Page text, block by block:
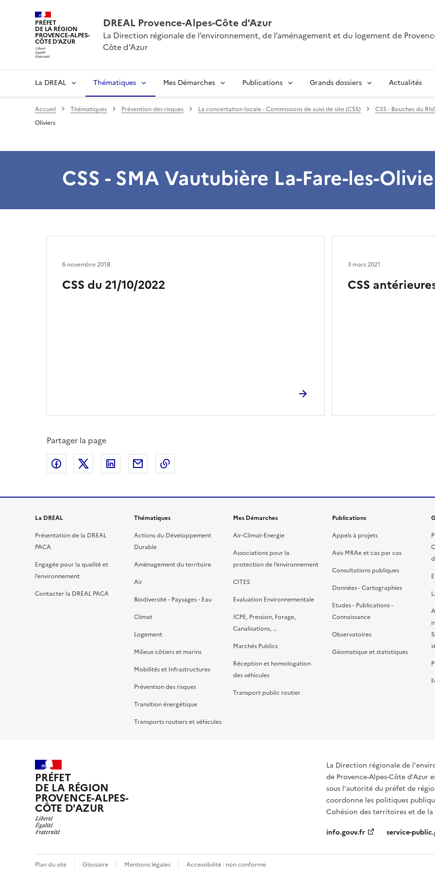
PRÉFET
DE LA RÉGION
PROVENCE-ALPES-
CÔTE D'AZUR
DREAL Provence-Alpes-Côte d'Azur
La Direction régionale de l’environnement, de l’aménagement et du logement de
Côte d’Azur
La DREAL Thématiques Mes Démarches Publications Grands dossiers Actualités
Accueil Thématiques Prévention des risques La concertation locale - Commissions de suivi de site (CSS)
CSS - Bouches du
Oliviers
CSS - SMA Vautubière La-Fare-les-
CSS du 21/10/2022
6 novembre 2018
CSS
3 mars 2021
Partager la page
Partager sur Facebook
Partager sur XPartager sur LinkedIn
Partager par email
La DREAL
Présentation de la DREAL
PACA
Engagée pour la qualité et
l’environnement
Contacter la DREAL PACA
Thématiques
Actions du Développement
Durable
Aménagement du territoire
Air
Biodiversité - Paysages - Eau
Climat
Logement
Milieux côtiers et marins
Mobilités et Infrastructures
Prévention des risques
Transition énergétique
Transports routiers et véhicules
Mes Démarches
Air-Climat-Energie
Associations pour la
protection de l’environnement
CITES
Evaluation Environnementale
ICPE, Pression, Forage,
Canalisations, …
Marchés Publics
Réception et homologation
des véhicules
Transport public routier
Publications
Appels à projets
Avis MRAe et cas par cas
Consultations publiques
Données - Cartographies
Etudes - Publications -
Connaissance
Observatoires
Géomatique et statistiques
PRÉFET
DE LA RÉGION
PROVENCE-ALPES-
CÔTE D'AZUR
La Direction régionale de
de Provence-Alpes-Côte d'Azur
sous l'autorité du préfet de
coordonne les politiques
Cohésion des territoires et de
info.gouv.fr
service-
Plan du site Glossaire Mentions légales Accessibilité : non conforme